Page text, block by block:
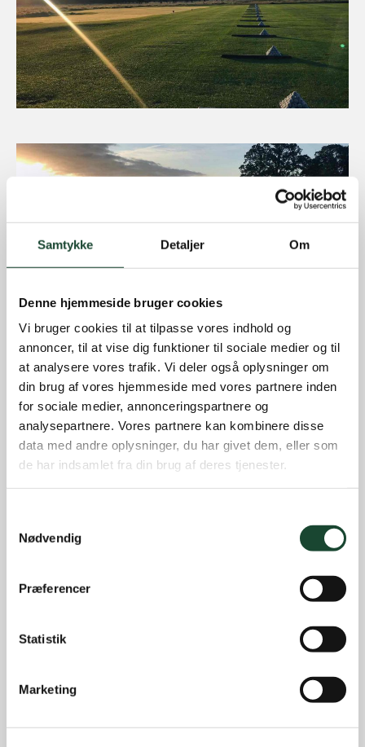
Samtykke Detaljer Om
Denne hjemmeside bruger cookies
Vi bruger cookies til at tilpasse vores indhold og
annoncer, til at vise dig funktioner til sociale medier og til
at analysere vores trafik. Vi deler også oplysninger om
din brug af vores hjemmeside med vores partnere inden
for sociale medier, annonceringspartnere og
analysepartnere. Vores partnere kan kombinere disse
data med andre oplysninger, du har givet dem, eller som
de har indsamlet fra din brug af deres tjenester.
Nødvendig
Præferencer
Statistik
Marketing